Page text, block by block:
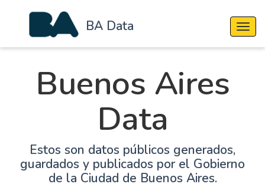
BA Data
Buenos Aires
Data
Estos son datos públicos generados,
guardados y publicados por el Gobierno
de la Ciudad de Buenos Aires.